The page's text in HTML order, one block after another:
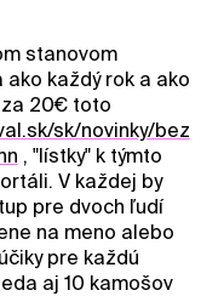
stanovom
každý rok a ako
20€ toto
sk/novinky/bez
, "lístky" k týmto
V každej by
pre dvoch ľudí
na meno alebo
pre každú
aj 10 kamošov